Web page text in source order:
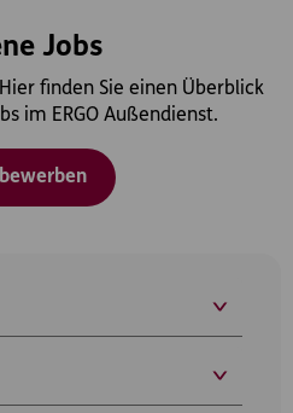
Jobs
finden Sie einen Überblick
im ERGO Außendienst.